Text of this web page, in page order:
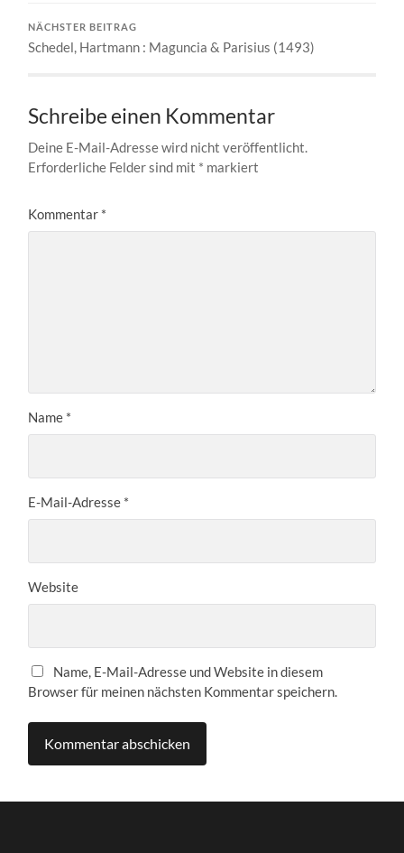
NÄCHSTER BEITRAG
Schedel, Hartmann : Maguncia & Parisius (1493)
Schreibe einen Kommentar
Deine E-Mail-Adresse wird nicht veröffentlicht.
Erforderliche Felder sind mit * markiert
Kommentar *
Name *
E-Mail-Adresse *
Website
Name, E-Mail-Adresse und Website in diesem
Browser für meinen nächsten Kommentar speichern.